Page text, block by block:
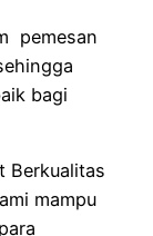
pemesan
bagi
Berkualitas
mampu